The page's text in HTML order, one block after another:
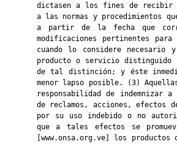
dictasen a los fines de recibir
a las normas y procedimientos
a partir de la fecha que
modificaciones pertinentes
cuando lo considere
producto o servicio distinguido
de tal distinción; y éste
menor lapso posible. (3) Aquellas
responsabilidad de indemnizar
de reclamos, acciones, efectos
por su uso indebido o no
que a tales efectos se
[www.onsa.org.ve] los